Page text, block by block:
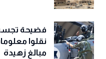
فضيحة
نقلوا
مبالغ زهيدة